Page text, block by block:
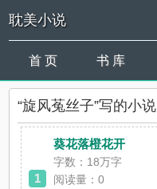
耽美小说
首 页 书 库
“旋风菟丝子”写的小说
1
葵花落橙花开
字数：18万字
阅读量：0